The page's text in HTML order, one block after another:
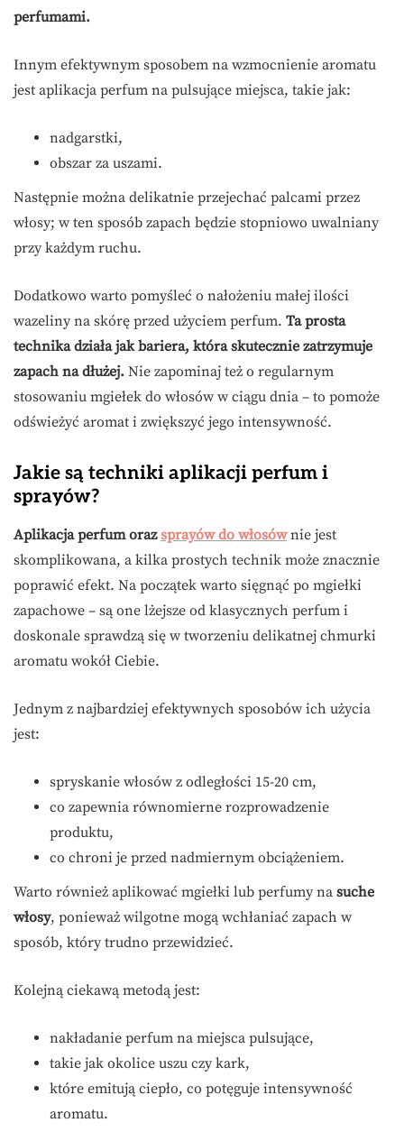
perfumami.
Innym efektywnym sposobem na wzmocnienie aromatu
jest aplikacja perfum na pulsujące miejsca, takie jak:
nadgarstki,
obszar za uszami.
Następnie można delikatnie przejechać palcami przez
włosy; w ten sposób zapach będzie stopniowo uwalniany
przy każdym ruchu.
Dodatkowo warto pomyśleć o nałożeniu małej ilości
wazeliny na skórę przed użyciem perfum. Ta prosta
technika działa jak bariera, która skutecznie zatrzymuje
zapach na dłużej. Nie zapominaj też o regularnym
stosowaniu mgiełek do włosów w ciągu dnia – to pomoże
odświeżyć aromat i zwiększyć jego intensywność.
Jakie są techniki aplikacji perfum i
sprayów?
Aplikacja perfum orazsprayów do włosównie jest
skomplikowana, a kilka prostych technik może znacznie
poprawić efekt. Na początek warto sięgnąć po mgiełki
zapachowe – są one lżejsze od klasycznych perfum i
doskonale sprawdzą się w tworzeniu delikatnej chmurki
aromatu wokół Ciebie.
Jednym z najbardziej efektywnych sposobów ich użycia
jest:
spryskanie włosów z odległości 15-20 cm,
co zapewnia równomierne rozprowadzenie
produktu,
co chroni je przed nadmiernym obciążeniem.
Warto również aplikować mgiełki lub perfumy na suche
włosy, ponieważ wilgotne mogą wchłaniać zapach w
sposób, który trudno przewidzieć.
Kolejną ciekawą metodą jest:
nakładanie perfum na miejsca pulsujące,
takie jak okolice uszu czy kark,
które emitują ciepło, co potęguje intensywność
aromatu.